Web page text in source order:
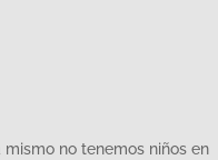
no tenemos niños en